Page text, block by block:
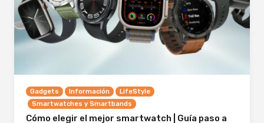
Gadgets Información
LifeStyle
Smartwatches y Smartbands
Cómo elegir el mejor smartwatch | Guía paso a